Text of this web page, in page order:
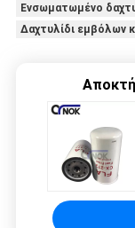
Ενσωματωμένο
Δαχτυλίδι εμβόλων